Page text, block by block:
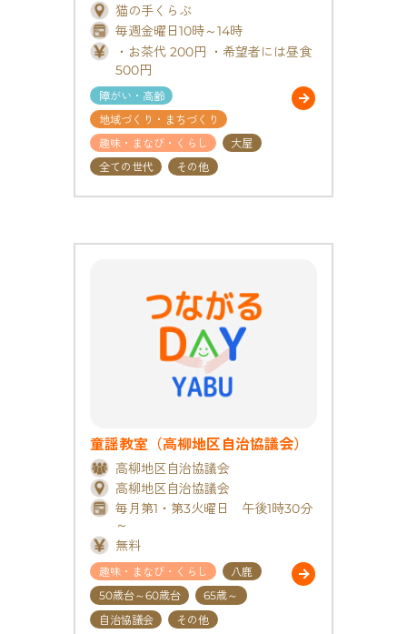
猫の手くらぶ
毎週金曜日10時～14時
・お茶代 200円 ・希望者には昼食
500円
障がい・高齢
地域づくり・まちづくり
趣味・まなび・くらし
大屋
全ての世代
その他
童謡教室（高柳地区自治協議会）
高柳地区自治協議会
高柳地区自治協議会
毎月第1・第3火曜日 午後1時30分
～
無料
趣味・まなび・くらし
八鹿
50歳台～60歳台
65歳～
自治協議会
その他